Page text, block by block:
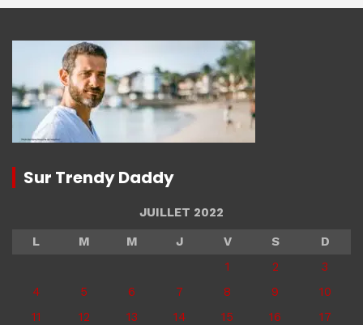
Sur Trendy Daddy
JUILLET 2022
L
M M J V S
D
1
2
3
4
5 6 7 8 9
10
11
12 13 14 15 16
17